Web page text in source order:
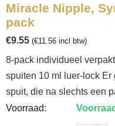
Miracle Nipple,
pack
€9.55 (€11.56 incl btw)
8-pack individueel
spuiten 10 ml luer-lock
spuit, die na slechts een
Voorraad:
Voorraad